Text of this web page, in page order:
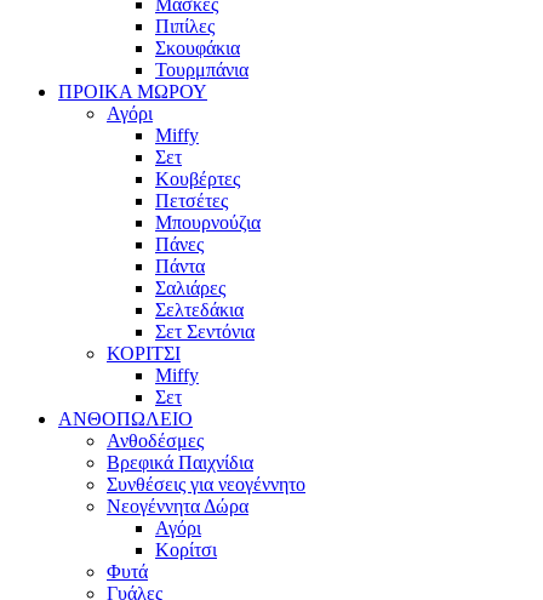
Μάσκες
Πιπίλες
Σκουφάκια
Τουρμπάνια
ΠΡΟΙΚΑ ΜΩΡΟΥ
Αγόρι
Miffy
Σετ
Κουβέρτες
Πετσέτες
Μπουρνούζια
Πάνες
Πάντα
Σαλιάρες
Σελτεδάκια
Σετ Σεντόνια
ΚΟΡΙΤΣΙ
Miffy
Σετ
ΑΝΘΟΠΩΛΕΙΟ
Ανθοδέσμες
Βρεφικά Παιχνίδια
Συνθέσεις για νεογέννητο
Νεογέννητα Δώρα
Αγόρι
Κορίτσι
Φυτά
Γυάλες